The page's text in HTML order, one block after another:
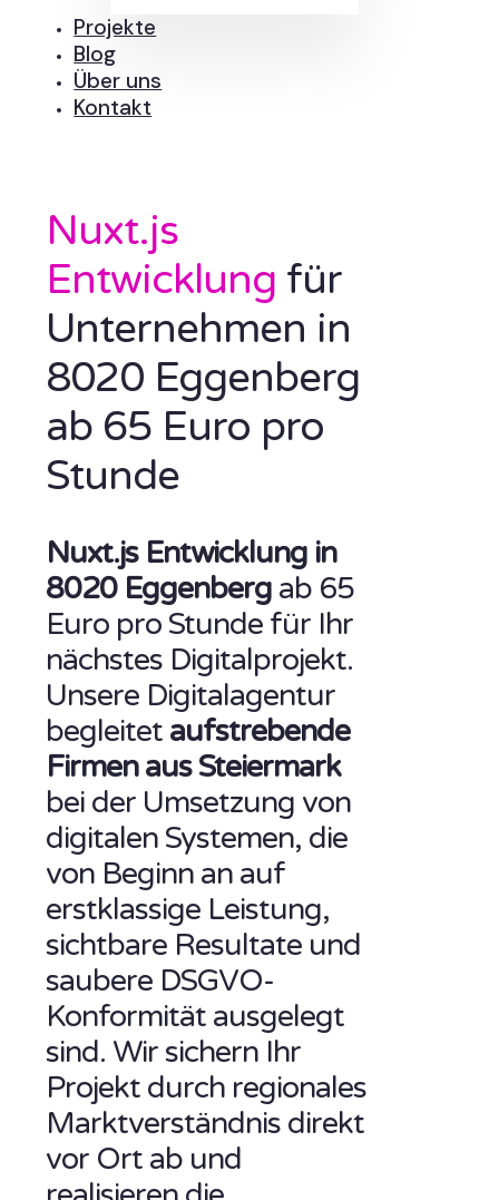
Projekte
Blog
Über uns
Kontakt
Nuxt.js
Entwicklung für
Unternehmen in
8020 Eggenberg
ab 65 Euro pro
Stunde
Nuxt.js Entwicklung in
8020 Eggenberg ab 65
Euro pro Stunde für Ihr
nächstes Digitalprojekt.
Unsere Digitalagentur
begleitet aufstrebende
Firmen aus Steiermark
bei der Umsetzung von
digitalen Systemen, die
von Beginn an auf
erstklassige Leistung,
sichtbare Resultate und
saubere DSGVO-
Konformität ausgelegt
sind. Wir sichern Ihr
Projekt durch regionales
Marktverständnis direkt
vor Ort ab und